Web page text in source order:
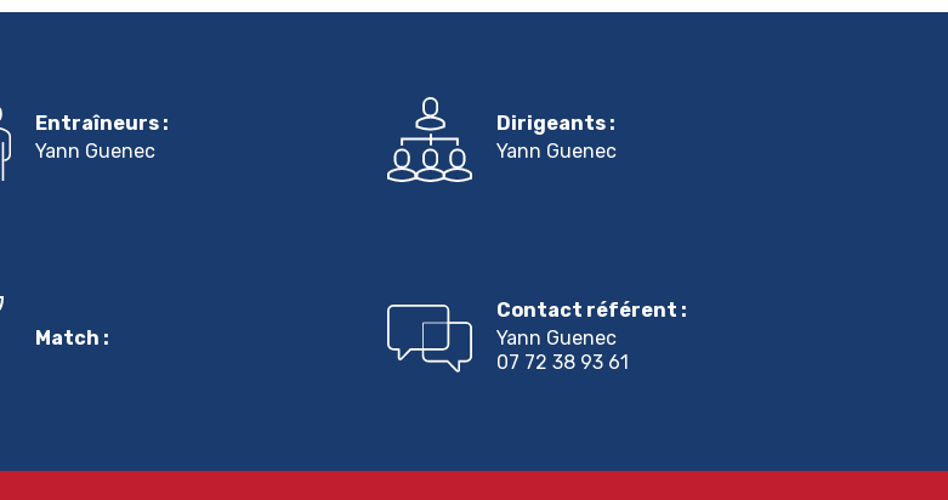
Entraîneurs :
Yann Guenec
Dirigeants :
Yann Guenec
Match :
Contact référent :
Yann Guenec
07 72 38 93 61